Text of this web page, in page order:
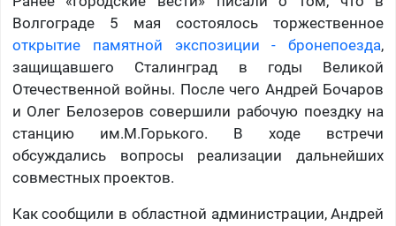
Волгограде 5 мая состоялось торжественное
открытие памятной экспозиции - бронепоезда,
защищавшего Сталинград в годы Великой
Отечественной войны. После чего Андрей Бочаров
и Олег Белозеров совершили рабочую поездку на
станцию им.М.Горького. В ходе встречи
обсуждались вопросы реализации дальнейших
совместных проектов.
Как сообщили в областной администрации, Андрей